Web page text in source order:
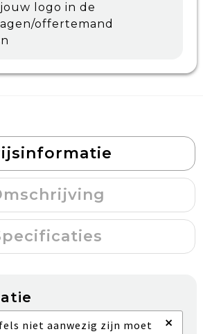
logo in de
offertemand
niet aanwezig zijn moet
×